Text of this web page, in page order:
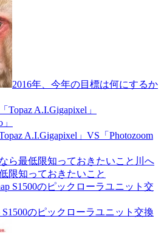
2016年、今年の目標は何にするか
A.I.Gigapixel」VS「Photozoom
川へ
限知っておきたいこと
S1500のピックローラユニット交換